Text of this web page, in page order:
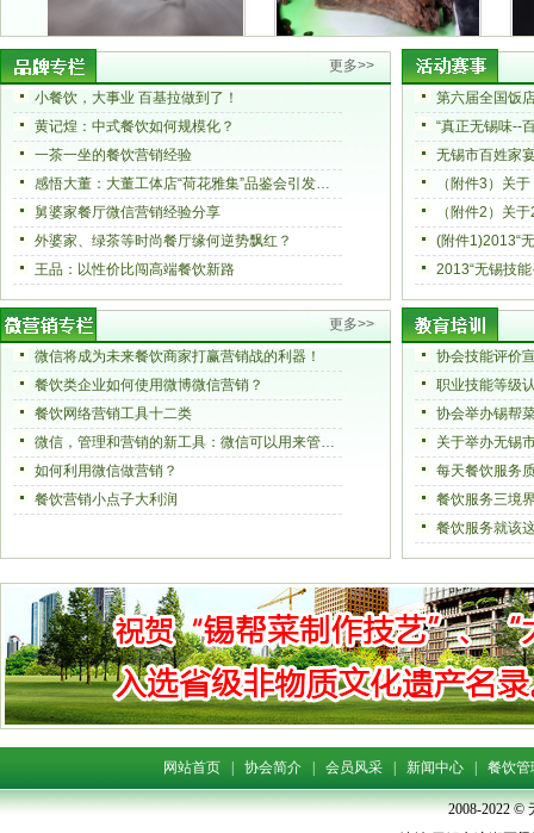
更多>>
小餐饮，大事业 百基拉做到了！
黄记煌：中式餐饮如何规模化？
一茶一坐的餐饮营销经验
感悟大董：大董工体店“荷花雅集”品鉴会引发的思考
舅婆家餐厅微信营销经验分享
外婆家、绿茶等时尚餐厅缘何逆势飘红？
王品：以性价比闯高端餐饮新路
更多>>
微信将成为未来餐饮商家打赢营销战的利器！
餐饮类企业如何使用微博微信营销？
餐饮网络营销工具十二类
微信，管理和营销的新工具：微信可以用来管理酒店?酒店管理者能用微信调度全体员工和安排工作?
如何利用微信做营销？
餐饮营销小点子大利润
无锡市百姓家
(附件1)2013“
协会技能评价
职业技能等级
每天餐饮服务
餐饮服务三境
餐饮服务就该
网站首页 协会简介 会员风采 新闻中心 餐饮管
2008-2022 ©